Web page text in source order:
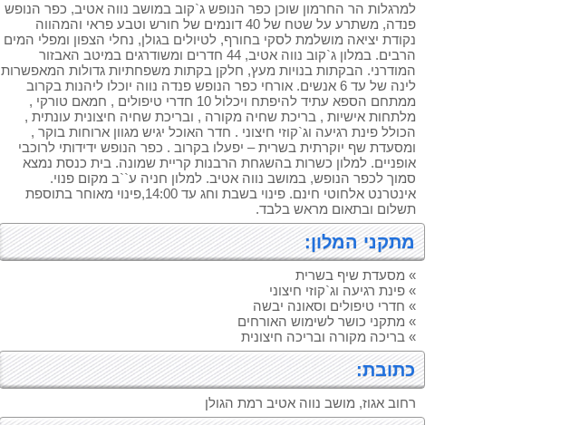
למרגלות הר החרמון שוכן כפר הנופש ג`קוב במושב נווה אטיב, כפר הנופש
פנדה, משתרע על שטח של 40 דונמים של חורש וטבע פראי והמהווה
נקודת יציאה מושלמת לסקי בחורף, לטיולים בגולן, נחלי הצפון ומפלי המים
הרבים. במלון ג`קוב נווה אטיב, 44 חדרים ומשודרגים במיטב האבזור
המודרני. הבקתות בנויות מעץ, חלקן בקתות משפחתיות גדולות המאפשרות
לינה של עד 6 אנשים. אורחי כפר הנופש פנדה נווה יוכלו ליהנות בקרוב
ממתחם הספא עתיד להיפתח ויכלול 10 חדרי טיפולים , חמאם טורקי ,
מלתחות אישיות , בריכת שחיה מקורה , ובריכת שחיה חיצונית עונתית ,
הכולל פינת רגיעה וג`קוזי חיצוני . חדר האוכל יגיש מגוון ארוחות בוקר ,
ומסעדת שף יוקרתית בשרית – יפעלו בקרוב . כפר הנופש ידידותי לרוכבי
אופניים. למלון כשרות בהשגחת הרבנות קריית שמונה. בית כנסת נמצא
סמוך לכפר הנופש, במושב נווה אטיב. למלון חניה ע``ב מקום פנוי.
אינטרנט אלחוטי חינם. פינוי בשבת וחג עד 14:00,פינוי מאוחר בתוספת
תשלום ובתאום מראש בלבד.
מתקני המלון:
» מסעדת שיף בשרית
» פינת רגיעה וג`קוזי חיצוני
» חדרי טיפולים וסאונה יבשה
» מתקני כושר לשימוש האורחים
» בריכה מקורה ובריכה חיצונית
כתובת:
רחוב אגוז, מושב נווה אטיב רמת הגולן